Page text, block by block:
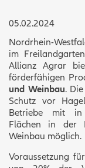
05.02.2024
Nordrhein-
im
Allianz Agrar
förderfähigen
und Weinbau.
Schutz vor
Betriebe mit in
Flächen in der
Weinbau möglich.
Voraussetzung